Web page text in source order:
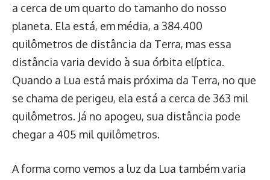
a cerca de um quarto do tamanho do nosso
planeta. Ela está, em média, a 384.400
quilômetros de distância da Terra, mas essa
distância varia devido à sua órbita elíptica.
Quando a Lua está mais próxima da Terra, no que
se chama de perigeu, ela está a cerca de 363 mil
quilômetros. Já no apogeu, sua distância pode
chegar a 405 mil quilômetros.
A forma como vemos a luz da Lua também varia